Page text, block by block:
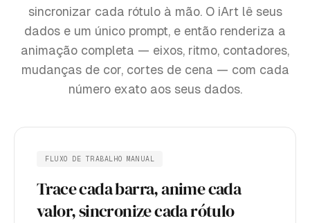
sincronizar cada rótulo à mão. O iArt lê seus
dados e um único prompt, e então renderiza a
animação completa — eixos, ritmo, contadores,
mudanças de cor, cortes de cena — com cada
número exato aos seus dados.
FLUXO DE TRABALHO MANUAL
Trace cada barra, anime cada
valor, sincronize cada rótulo